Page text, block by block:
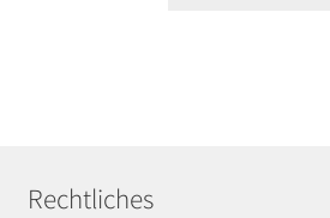
Rechtliches